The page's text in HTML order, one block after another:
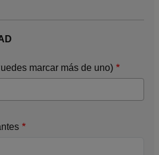
marcar más de uno)